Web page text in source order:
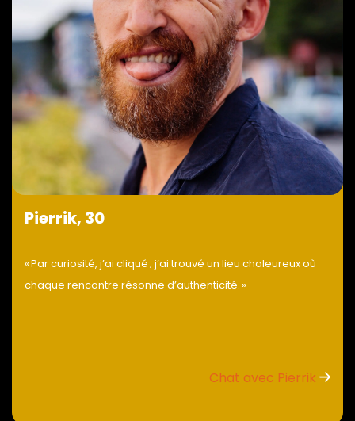
Pierrik, 30
« Par curiosité, j’ai cliqué ; j’ai trouvé un lieu chaleureux où
chaque rencontre résonne d’authenticité. »
Chat avec Pierrik